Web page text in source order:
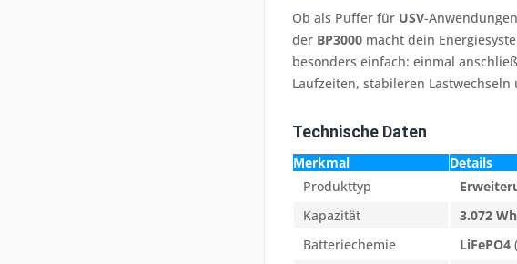
Ob als Puffer für USV-
der BP3000 macht dein
besonders einfach: einmal
Laufzeiten, stabileren
Technische Daten
Merkmal
Details
Produkttyp
Kapazität
3.072 Wh
Batteriechemie
LiFePO4